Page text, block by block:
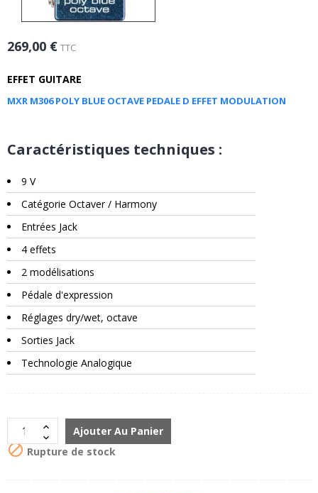
269,00 € TTC
EFFET GUITARE
MXR M306 POLY BLUE OCTAVE PEDALE D EFFET MODULATION
Caractéristiques techniques :
9 V
Catégorie Octaver / Harmony
Entrées Jack
4 effets
2 modélisations
Pédale d'expression
Réglages dry/wet, octave
Sorties Jack
Technologie Analogique
Ajouter Au Panier
 Rupture de stock